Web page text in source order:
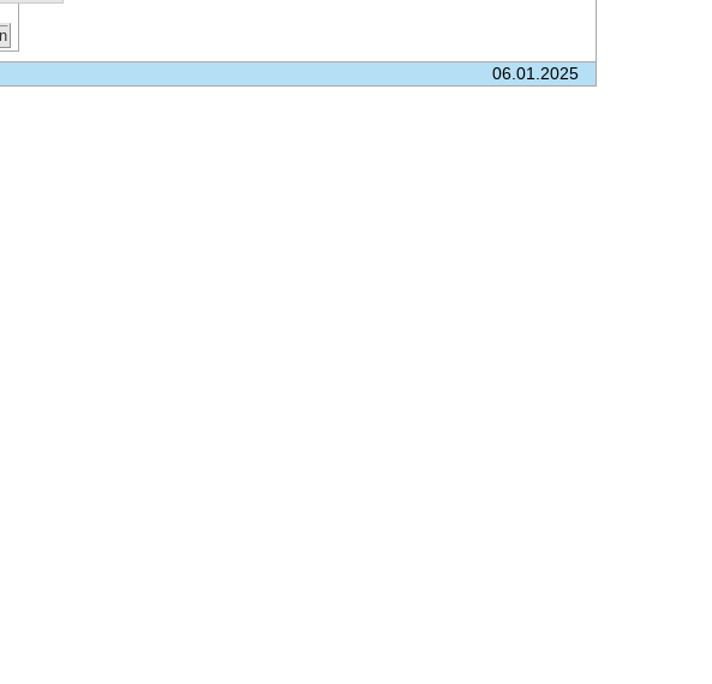
06.01.2025